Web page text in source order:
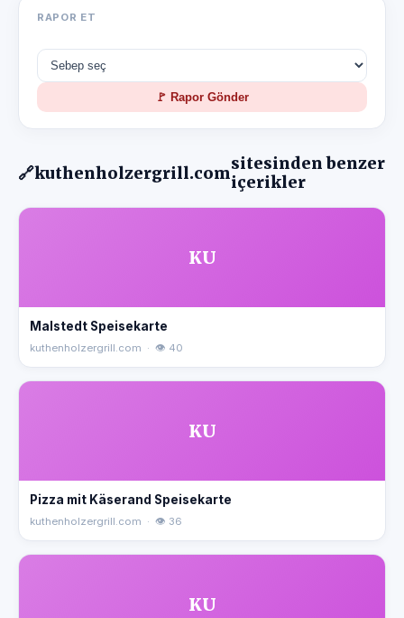
RAPOR ET
🚩 Rapor Gönder
🔗kuthenholzergrill.comsitesinden benzer
içerikler
KU
Malstedt Speisekarte
kuthenholzergrill.com · 👁 40
KU
Pizza mit Käserand Speisekarte
kuthenholzergrill.com · 👁 36
KU